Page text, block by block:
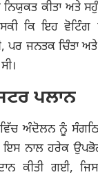
ਨਿਯੁਕਤ ਕੀਤਾ ਅਤੇ
ਕਿ ਇਹ ਵੋਟਿੰਗ
ਪਰ ਜਨਤਕ ਚਿੰਤਾ
ਪਲਾਨ
ਵਿੱਚ ਅੰਦੋਲਨ ਨੂੰ
ਨਾਲ ਹਰੇਕ
ਕੀਤੀ ਗਈ,